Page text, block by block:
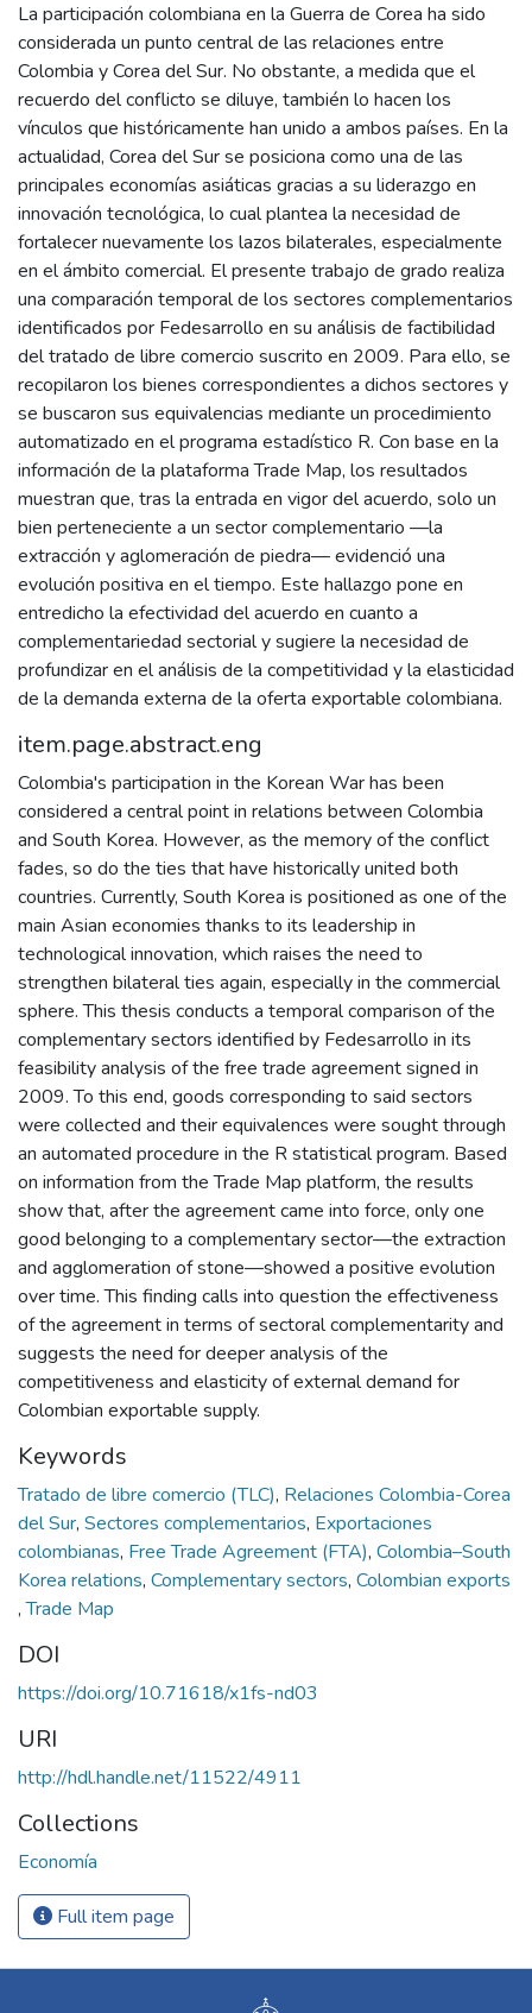
La participación colombiana en la Guerra de Corea ha sido
considerada un punto central de las relaciones entre
Colombia y Corea del Sur. No obstante, a medida que el
recuerdo del conflicto se diluye, también lo hacen los
vínculos que históricamente han unido a ambos países. En la
actualidad, Corea del Sur se posiciona como una de las
principales economías asiáticas gracias a su liderazgo en
innovación tecnológica, lo cual plantea la necesidad de
fortalecer nuevamente los lazos bilaterales, especialmente
en el ámbito comercial. El presente trabajo de grado realiza
una comparación temporal de los sectores complementarios
identificados por Fedesarrollo en su análisis de factibilidad
del tratado de libre comercio suscrito en 2009. Para ello, se
recopilaron los bienes correspondientes a dichos sectores y
se buscaron sus equivalencias mediante un procedimiento
automatizado en el programa estadístico R. Con base en la
información de la plataforma Trade Map, los resultados
muestran que, tras la entrada en vigor del acuerdo, solo un
bien perteneciente a un sector complementario —la
extracción y aglomeración de piedra— evidenció una
evolución positiva en el tiempo. Este hallazgo pone en
entredicho la efectividad del acuerdo en cuanto a
complementariedad sectorial y sugiere la necesidad de
profundizar en el análisis de la competitividad y la elasticidad
de la demanda externa de la oferta exportable colombiana.
item.page.abstract.eng
Colombia's participation in the Korean War has been
considered a central point in relations between Colombia
and South Korea. However, as the memory of the conflict
fades, so do the ties that have historically united both
countries. Currently, South Korea is positioned as one of the
main Asian economies thanks to its leadership in
technological innovation, which raises the need to
strengthen bilateral ties again, especially in the commercial
sphere. This thesis conducts a temporal comparison of the
complementary sectors identified by Fedesarrollo in its
feasibility analysis of the free trade agreement signed in
2009. To this end, goods corresponding to said sectors
were collected and their equivalences were sought through
an automated procedure in the R statistical program. Based
on information from the Trade Map platform, the results
show that, after the agreement came into force, only one
good belonging to a complementary sector—the extraction
and agglomeration of stone—showed a positive evolution
over time. This finding calls into question the effectiveness
of the agreement in terms of sectoral complementarity and
suggests the need for deeper analysis of the
competitiveness and elasticity of external demand for
Colombian exportable supply.
Keywords
Tratado de libre comercio (TLC), Relaciones Colombia-Corea
del Sur, Sectores complementarios, Exportaciones
colombianas, Free Trade Agreement (FTA), Colombia–South
Korea relations, Complementary sectors, Colombian exports
,Trade Map
DOI
https://doi.org/10.71618/x1fs-nd03
URI
http://hdl.handle.net/11522/4911
Collections
Economía
Full item page